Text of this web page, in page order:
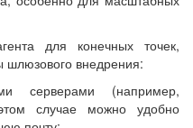
для конечных точек,
шлюзового внедрения:
серверами (например,
случае можно удобно